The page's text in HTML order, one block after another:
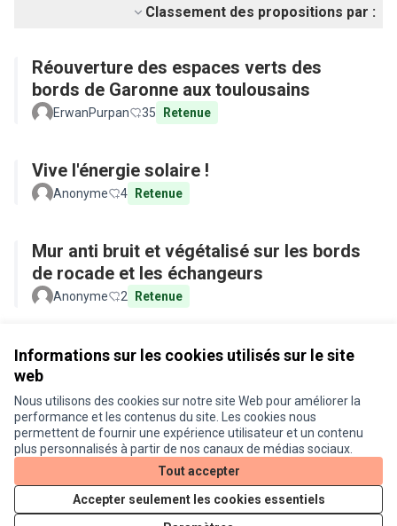
Informations sur les cookies utilisés sur le site
web
Nous utilisons des cookies sur notre site Web pour améliorer la
performance et les contenus du site. Les cookies nous
permettent de fournir une expérience utilisateur et un contenu
plus personnalisés à partir de nos canaux de médias sociaux.
Tout accepter
Accepter seulement les cookies essentiels
Classement des propositions par :
Réouverture des espaces verts des
bords de Garonne aux toulousains
ErwanPurpan 35 Retenue
Vive l'énergie solaire !
Anonyme 4 Retenue
Mur anti bruit et végétalisé sur les bords
de rocade et les échangeurs
Anonyme 2 Retenue
Conditions d'utilisation
Paramètres des cookies
Je participe ! sur X
(Lien externe)
Je participe ! sur Facebook
Je participe ! sur Instagram
Licence
(Lien